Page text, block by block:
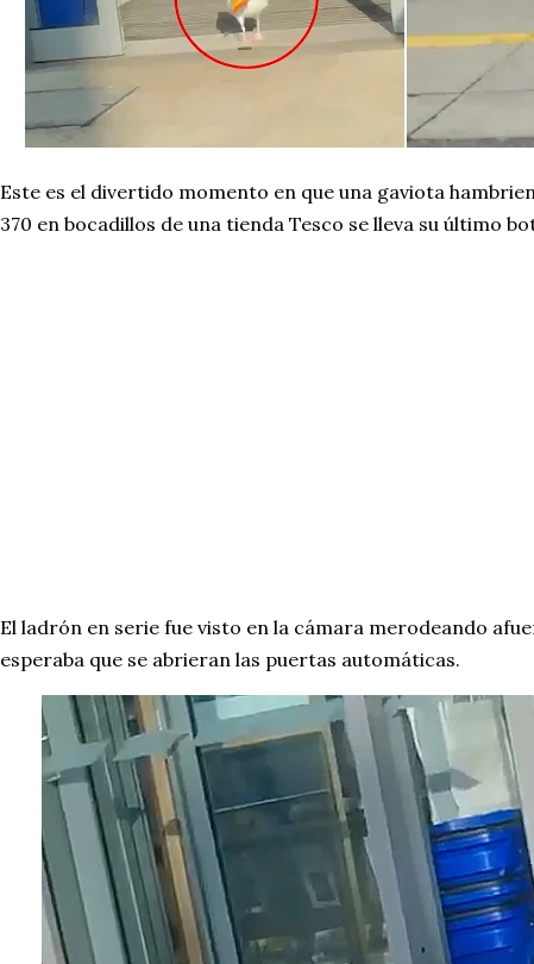
Este es el divertido momento en que una gaviota
370 en bocadillos de una tienda Tesco se lleva su último
El ladrón en serie fue visto en la cámara merodeando
esperaba que se abrieran las puertas automáticas.